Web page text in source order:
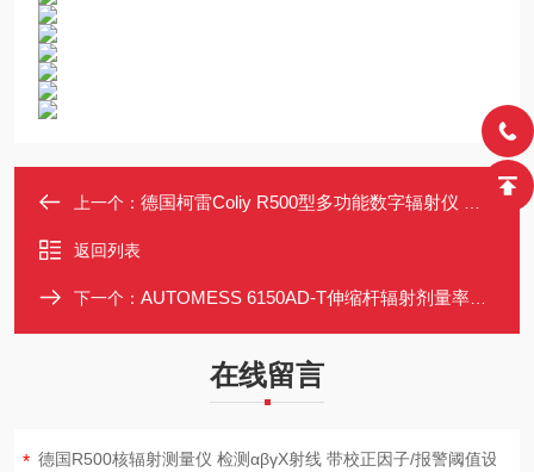
上一个： 德国柯雷Coliy R500型多功能数字辐射仪 更多优惠请详询
返回列表
下一个： AUTOMESS 6150AD-T伸缩杆辐射剂量率仪 4米伸缩探头 β/γ/X射线检测
在线留言